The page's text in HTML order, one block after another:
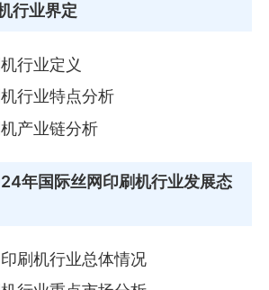
行业界定
行业定义
行业特点分析
产业链分析
年国际丝网印刷机行业发展态
刷机行业总体情况